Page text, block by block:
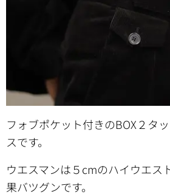
フォブポケット付きのBOX２タ
スです。
ウエスマンは５cmのハイウエス
果バツグンです。